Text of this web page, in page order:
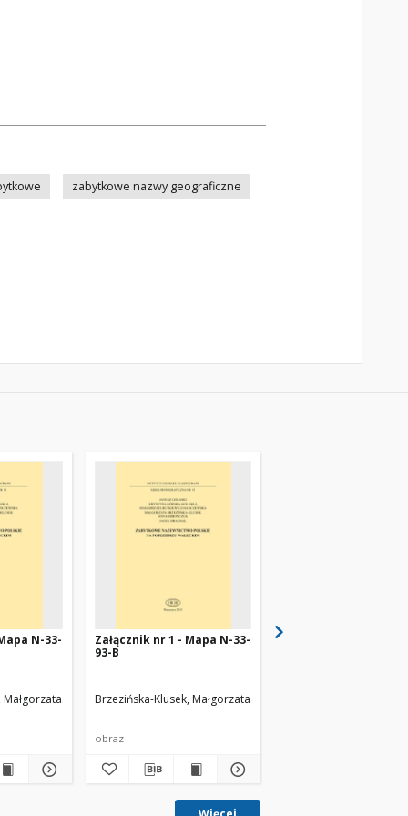
zabytkowe nazwy geograficzne
Jacek
N-33-
Mirończuk, Anna Drachal, Jacek
Załącznik nr 1 - Mapa N-33-
93-B
Brzezińska-Klusek, Małgorzata
obraz